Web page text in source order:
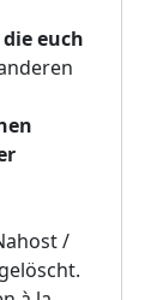
euch
/